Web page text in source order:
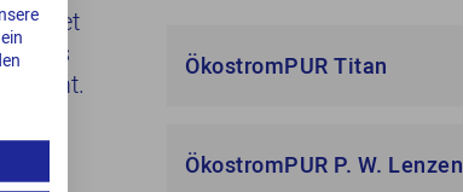
aus
ÖkostromPUR Titan
ÖkostromPUR P. W. Lenzen